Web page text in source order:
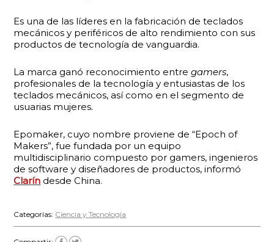
Es una de las líderes en la fabricación de teclados
mecánicos y periféricos de alto rendimiento con sus
productos de tecnología de vanguardia.
La marca ganó reconocimiento entregamers,
profesionales de la tecnología y entusiastas de los
teclados mecánicos, así como en el segmento de
usuarias mujeres.
Epomaker, cuyo nombre proviene de “Epoch of
Makers”, fue fundada por un equipo
multidisciplinario compuesto por gamers, ingenieros
de software y diseñadores de productos, informó
Clarín desde China.
Categorías: Ciencia y Tecnología